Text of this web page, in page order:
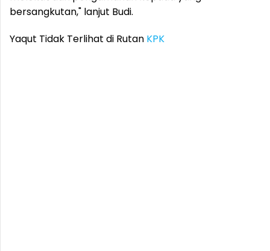
bersangkutan," lanjut Budi.
Yaqut Tidak Terlihat di Rutan KPK